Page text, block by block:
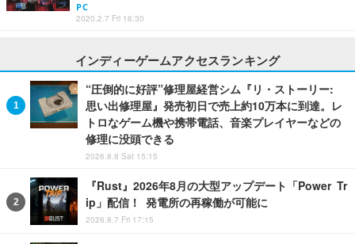
PC
2020.2.7 Fri 16:30
インディーゲームアクセスランキング
“圧倒的に好評”修理屋経営シム『リ・ストーリー:
思い出修理屋』発売初日で売上約10万本に到達。レ
トロなゲーム機や携帯電話、音楽プレイヤーなどの
修理に没頭できる
2026.8.8 Sat 15:15
『Rust』2026年8月の大型アップデート「Power Tr
ip」配信！ 発電所の再稼働が可能に
2026.8.7 Fri 17:15